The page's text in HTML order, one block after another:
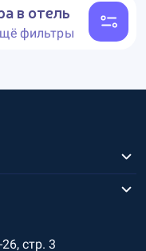
в отель
фильтры
стр. 3